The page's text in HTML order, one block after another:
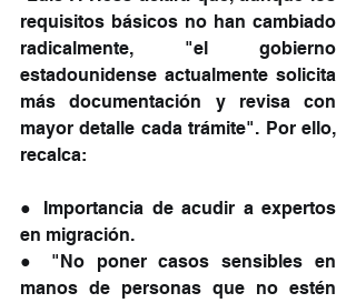
requisitos básicos no han cambiado
radicalmente, "el gobierno
estadounidense actualmente solicita
más documentación y revisa con
mayor detalle cada trámite". Por ello,
recalca:
● Importancia de acudir a expertos
en migración.
● "No poner casos sensibles en
manos de personas que no estén